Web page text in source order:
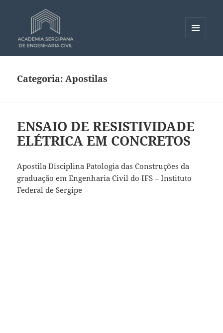
Engenharia Civil – ASEC
WIDGETS
Categoria:Apostilas
ENSAIO DE RESISTIVIDADE
ELÉTRICA EM CONCRETOS
Apostila Disciplina Patologia das Construções da
graduação em Engenharia Civil do IFS – Instituto
Federal de Sergipe